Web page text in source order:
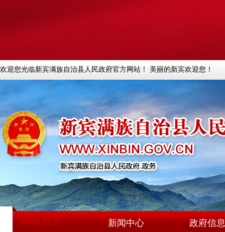
欢迎您光临新宾满族自治县人民政府官方网站！ 美丽的新宾欢迎您！
网站首页 新闻中心 政府信